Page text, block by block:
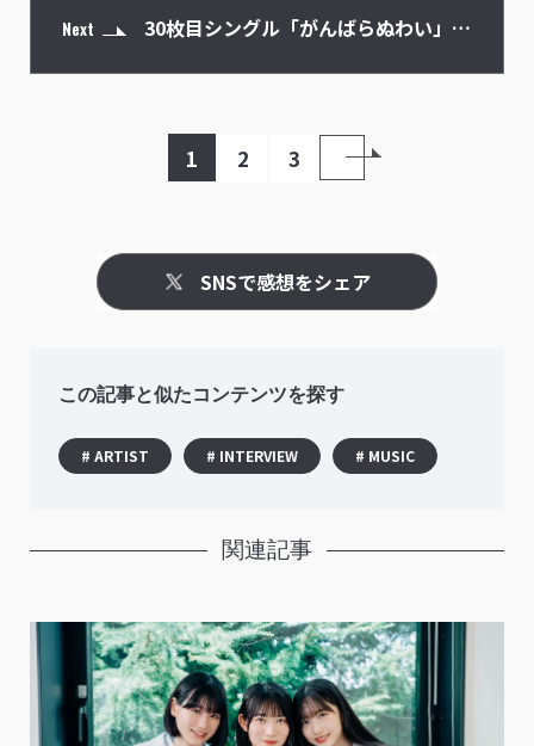
Next 30枚目シングル「がんばらぬわい」は
1 2 3
SNSで感想をシェア
この記事と似たコンテンツを探す
# ARTIST # INTERVIEW # MUSIC
関連記事